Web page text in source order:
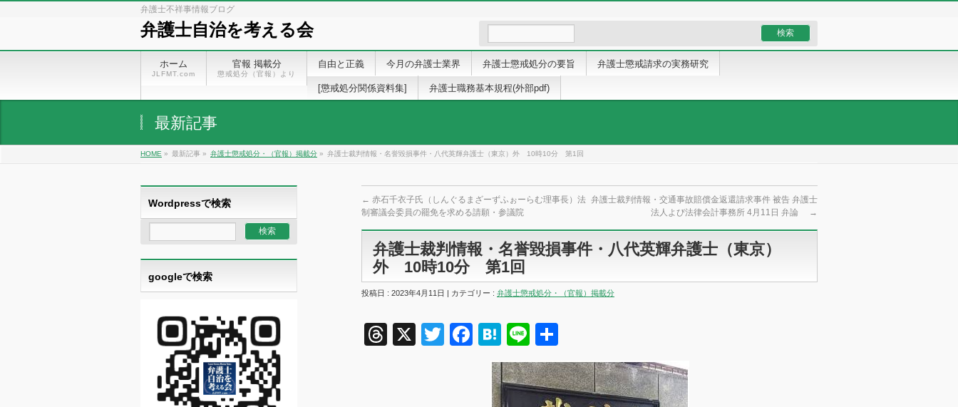
弁護士不祥事情報ブログ
弁護士自治を考える会
ホーム
JLFMT.com
官報 掲載分
懲戒処分（官報）より
自由と正義 今月の弁護士業界 弁護士懲戒処分の要旨 弁護士懲戒請求の実務研究
[懲戒処分関係資料集] 弁護士職務基本規程(外部pdf)
最新記事
HOME » 最新記事 » 弁護士懲戒処分・（官報）掲載分 » 弁護士裁判情報・名誉毀損事件・八代英輝弁護士（東京）外 10時10分 第1回
← 赤石千衣子氏（しんぐるまざーずふぉーらむ理事長）法
制審議会委員の罷免を求める請願・参議院
弁護士裁判情報・交通事故賠償金返還請求事件 被告 弁護士
法人よび法律会計事務所 4月11日 弁論
→
弁護士裁判情報・名誉毀損事件・八代英輝弁護士（東京）
外 10時10分 第1回
投稿日 : 2023年4月11日 | カテゴリー : 弁護士懲戒処分・（官報）掲載分
Threads
X TwitterFacebook
Hatena
Line
有
Wordpressで検索
googleで検索